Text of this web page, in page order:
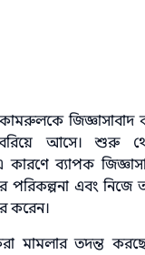
আসে। শুরু
ব্যাপক
পরিকল্পনা এবং
করেন।
মামলার তদন্ত করছে